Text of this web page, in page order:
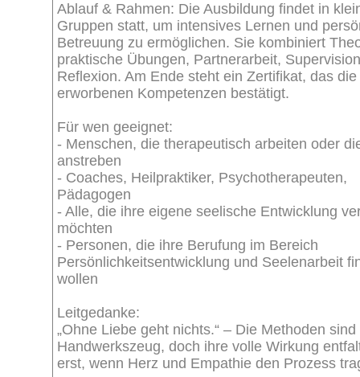
Ablauf & Rahmen: Die Ausbildung findet in
Gruppen statt, um intensives Lernen und
Betreuung zu ermöglichen. Sie kombiniert
praktische Übungen, Partnerarbeit,
Reflexion. Am Ende steht ein Zertifikat, das die
erworbenen Kompetenzen bestätigt.
Für wen geeignet:
- Menschen, die therapeutisch arbeiten oder
anstreben
- Coaches, Heilpraktiker, Psychotherapeuten,
Pädagogen
- Alle, die ihre eigene seelische Entwicklung
möchten
- Personen, die ihre Berufung im Bereich
Persönlichkeitsentwicklung und Seelenarbeit
wollen
Leitgedanke:
„Ohne Liebe geht nichts.“ – Die Methoden sind
Handwerkszeug, doch ihre volle Wirkung
erst, wenn Herz und Empathie den Prozess